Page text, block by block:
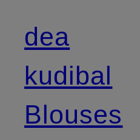
dea
kudibal
Blouses